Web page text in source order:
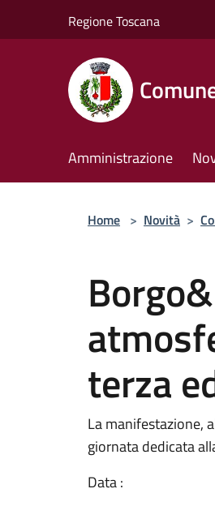
Regione Toscana
Amministrazione
Home > Novità >
terza
La manifestazione,
giornata dedicata
Data :